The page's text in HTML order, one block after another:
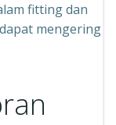
fitting dan
mengering